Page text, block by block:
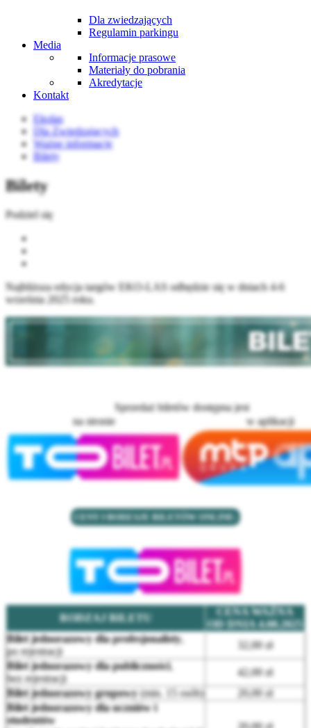
Dla zwiedzających
Regulamin parkingu
Media
Informacje prasowe
Materiały do pobrania
Akredytacje
Kontakt
Ekolas
Dla Zwiedzających
Ważne informacje
Bilety
Bilety
Podziel się
Najbliższa edycja targów EKO-LAS odbędzie się w dniach 4-6
września 2025 roku.
Sprzedaż biletów dostępna jest
na stronie
w aplikacji
CENY I RODZAJE BILETÓW ONLINE:
RODZAJ BILETU
CENA WAŻNA
OD DNIA 4.08.2025
Bilet jednorazowy dla profesjonalisty,
po rejestracji
32,00 zł
Bilet jednorazowy dla publiczności,
bez rejestracji
42,00 zł
Bilet jednorazowy grupowy(min. 15 osób)
20,00 zł
Bilet jednorazowy dla uczniów i
studentów